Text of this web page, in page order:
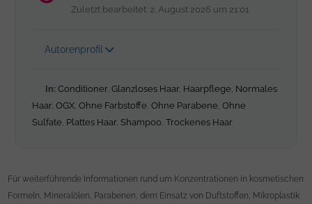
Zuletzt bearbeitet: 2. August 2026 um 21:01
Autorenprofil
In: Conditioner,Glanzloses Haar, Haarpflege Normales
Haar,OGX ,Ohne Farbstoffe ,Ohne Parabene ,Ohne
Sulfate Plattes Haar,Shampoo ,Trockenes Haar
Für weiterführende Informationen rund um Konzentrationen in kosmetischen
Formeln, Mineralölen, Parabenen, dem Einsatz von Duftstoffen, Mikroplastik